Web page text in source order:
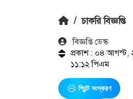
/ চাকরি বিজ্ঞপ্তি
বিজ্ঞপ্তি ডেস্ক
প্রকাশ : ০৪ আগস্ট,
১১:১২ পিএম
প্রিন্ট সংস্করণ